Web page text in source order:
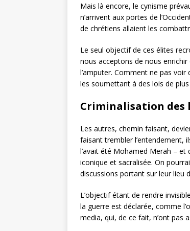
Mais là encore, le cynisme
n’arrivent aux portes de
de chrétiens allaient les
Le seul objectif de ces élites
nous acceptons de nous
l’amputer. Comment ne pas
les soumettant à des lois de
Criminalisation des
Les autres, chemin faisant,
faisant trembler l’entendement,
l’avait été Mohamed Merah – et
iconique et sacralisée. On
discussions portant sur leur lieu
L’objectif étant de rendre
la guerre est déclarée, comme
media, qui, de ce fait, n’ont pas